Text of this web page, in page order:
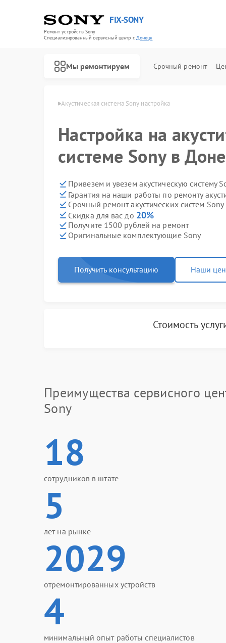
FIX-SONY
Ремонт устройств Sony
Специализированный cервисный центр г.Донецк
Мы ремонтируем Срочный ремонт
Акустическая система Sony настройка
Настройка на
системе Sony в
Привезем и увезем акустическую систему
Гарантия на наши работы по ремонту
Срочный ремонт акустических систем Sony
Скидка для вас до 20%
Получите 1500 рублей на ремонт
Оригинальные комплектующие Sony
Получить консультацию Наши
Стоимость
Преимущества сервисного
Sony
18
сотрудников в штате
5
лет на рынке
2029
отремонтированных устройств
4
минимальный опыт работы специалистов